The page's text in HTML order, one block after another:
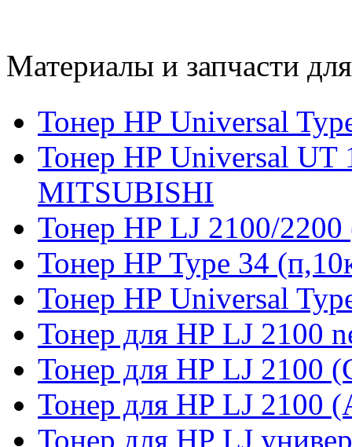
Материалы и запчасти
Тонер HP Universal
Тонер HP Universal UT
MITSUBISHI
Тонер HP LJ 2100/
Тонер HP Type 34
Тонер HP Universal
Тонер для HP LJ 2100
Тонер для HP LJ 2100
Тонер для HP LJ 2100
Тонер для HP LJ